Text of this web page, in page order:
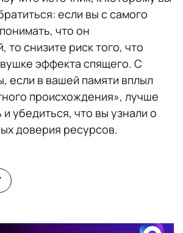
если вы с самого
что он
то снизите риск того, что
эффекта спящего. С
если в вашей памяти вплыл
происхождения», лучше
убедиться, что вы узнали о
доверия ресурсов.